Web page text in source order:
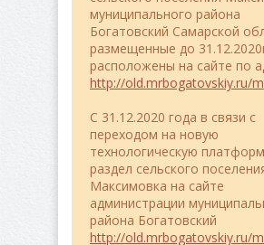
муниципального района
Богатовский Самарской
размещенные до
расположены на сайте по
http://old.mrbogatovskiy.ru/
C 31.12.2020 года в связи с
переходом на новую
технологическую
раздел сельского
Максимовка на сайте
администрации
района Богатовский
http://old.mrbogatovskiy.ru/